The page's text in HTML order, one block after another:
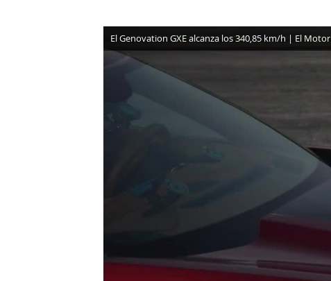
El Genovation GXE alcanza los 340,85 km/h | El Motor